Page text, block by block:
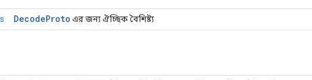
DecodeProto এর জন্য ঐচ্ছিক বৈশিষ্ট্য